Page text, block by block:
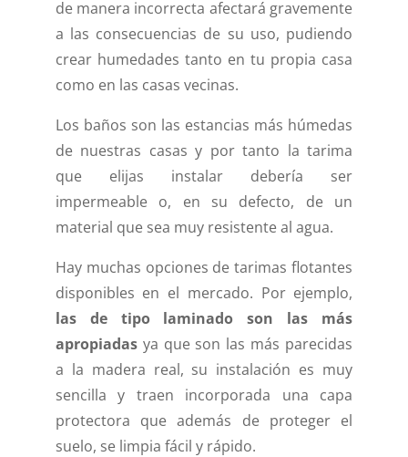
de manera incorrecta afectará gravemente
a las consecuencias de su uso, pudiendo
crear humedades tanto en tu propia casa
como en las casas vecinas.
Los baños son las estancias más húmedas
de nuestras casas y por tanto la tarima
que elijas instalar debería ser
impermeable o, en su defecto, de un
material que sea muy resistente al agua.
Hay muchas opciones de tarimas flotantes
disponibles en el mercado. Por ejemplo,
las de tipo laminado son las más
apropiadasya que son las más parecidas
a la madera real, su instalación es muy
sencilla y traen incorporada una capa
protectora que además de proteger el
suelo, se limpia fácil y rápido.